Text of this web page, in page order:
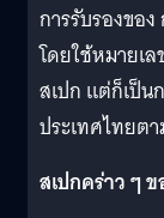
การรับรองขอ
โดยใช้หมายเ
สเปก แต่ก็เป็น
ประเทศไทยต
สเปกคร่าว ๆ